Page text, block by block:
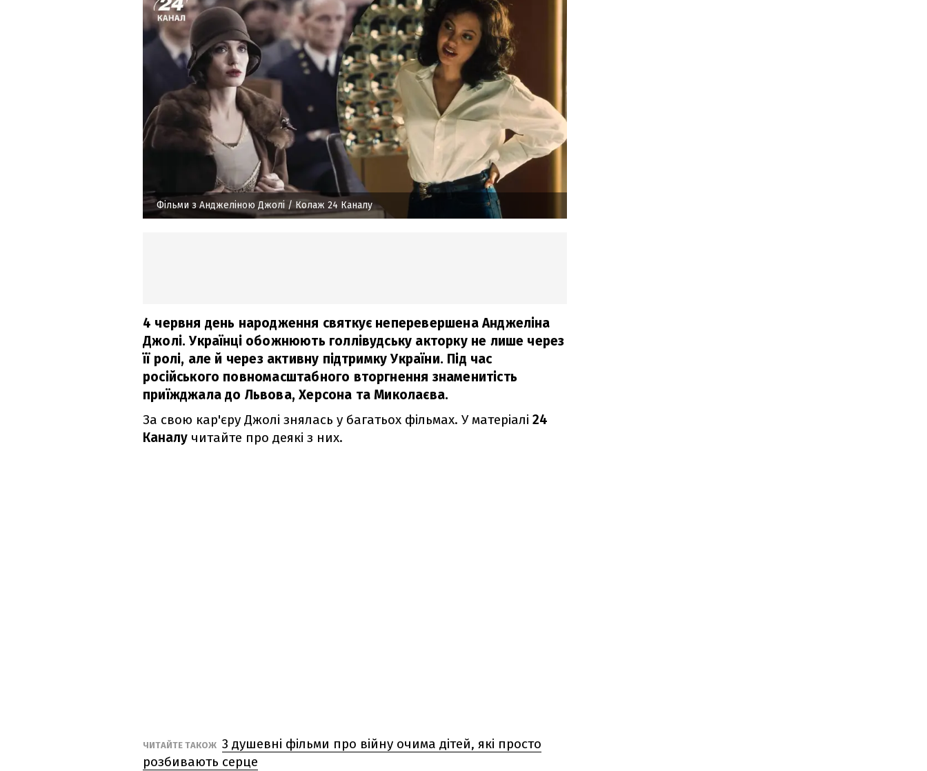
Фільми з Анджеліною Джолі / Колаж 24 Каналу
4 червня день народження святкує неперевершена Анджеліна
Джолі. Українці обожнюють голлівудську акторку не лише через
її ролі, але й через активну підтримку України. Під час
російського повномасштабного вторгнення знаменитість
приїжджала до Львова, Херсона та Миколаєва.
За свою кар'єру Джолі знялась у багатьох фільмах. У матеріалі 24
Каналу читайте про деякі з них.
ЧИТАЙТЕ ТАКОЖ 3 душевні фільми про війну очима дітей, які просто
розбивають серце